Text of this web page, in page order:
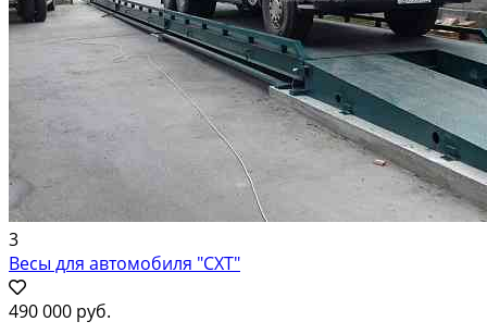
3
Весы для автомобиля "СХТ"
490 000 руб.